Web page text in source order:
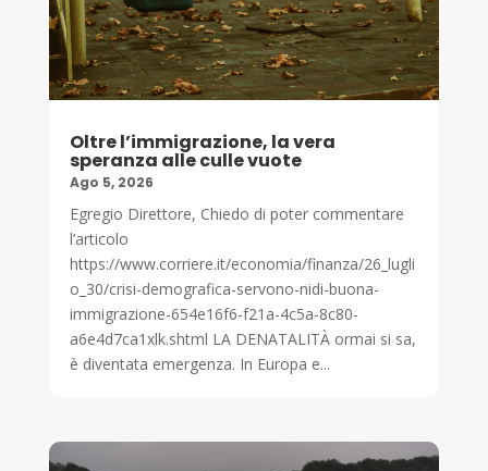
Oltre l’immigrazione, la vera
speranza alle culle vuote
Ago 5, 2026
Egregio Direttore, Chiedo di poter commentare
l’articolo
https://www.corriere.it/economia/finanza/26_lugli
o_30/crisi-demografica-servono-nidi-buona-
immigrazione-654e16f6-f21a-4c5a-8c80-
a6e4d7ca1xlk.shtml LA DENATALITÀ ormai si sa,
è diventata emergenza. In Europa e...